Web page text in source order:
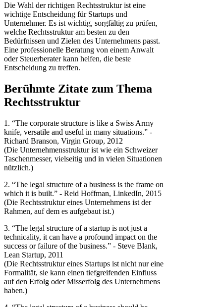
Die Wahl der richtigen Rechtsstruktur ist eine
wichtige Entscheidung für Startups und
Unternehmer. Es ist wichtig, sorgfältig zu prüfen,
welche Rechtsstruktur am besten zu den
Bedürfnissen und Zielen des Unternehmens passt.
Eine professionelle Beratung von einem Anwalt
oder Steuerberater kann helfen, die beste
Entscheidung zu treffen.
Berühmte Zitate zum Thema
Rechtsstruktur
1. “The corporate structure is like a Swiss Army
knife, versatile and useful in many situations.” -
Richard Branson, Virgin Group, 2012
(Die Unternehmensstruktur ist wie ein Schweizer
Taschenmesser, vielseitig und in vielen Situationen
nützlich.)
2. “The legal structure of a business is the frame on
which it is built.” - Reid Hoffman, LinkedIn, 2015
(Die Rechtsstruktur eines Unternehmens ist der
Rahmen, auf dem es aufgebaut ist.)
3. “The legal structure of a startup is not just a
technicality, it can have a profound impact on the
success or failure of the business.” - Steve Blank,
Lean Startup, 2011
(Die Rechtsstruktur eines Startups ist nicht nur eine
Formalität, sie kann einen tiefgreifenden Einfluss
auf den Erfolg oder Misserfolg des Unternehmens
haben.)